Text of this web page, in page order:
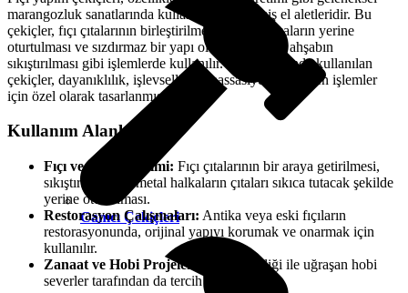
Camcı Çekiçleri
marangozluk sanatlarında kullanılan özelleşmiş el aletleridir. Bu
çekiçler, fıçı çıtalarının birleştirilmesi, metal halkaların yerine
oturtulması ve sızdırmaz bir yapı oluşturmak için ahşabın
sıkıştırılması gibi işlemlerde kullanılır. Fıçı yapımında kullanılan
çekiçler, dayanıklılık, işlevsellik ve hassasiyet gerektiren işlemler
için özel olarak tasarlanmıştır.
Kullanım Alanları:
Fıçı ve Varil Üretimi: Fıçı çıtalarının bir araya getirilmesi,
sıkıştırılması ve metal halkaların çıtaları sıkıca tutacak şekilde
yerine oturtulması.
Restorasyon Çalışmaları: Antika veya eski fıçıların
restorasyonunda, orijinal yapıyı korumak ve onarmak için
kullanılır.
Zanaat ve Hobi Projeleri:
Ahşap işçiliği ile uğraşan hobi
severler tarafından da tercih edilebilir.